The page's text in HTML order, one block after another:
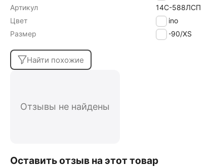
Артикул
14С-588ЛСП
Цвет
marino
Размер
170-90/XS
Найти похожие
Отзывы не найдены
Оставить отзыв на этот товар